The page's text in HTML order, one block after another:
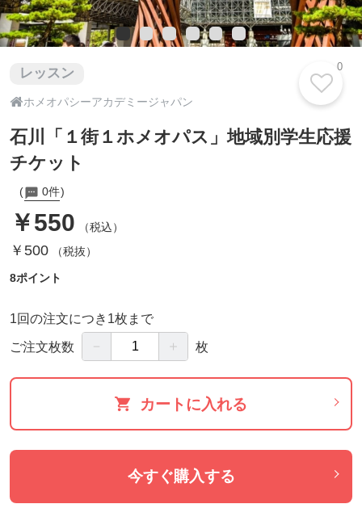
レッスン
ホメオパシーアカデミージャパン
石川「１街１ホメオパス」地域別学生応援
チケット
0件
￥550 （税込）
￥500（税抜）
8ポイント
1回の注文につき1枚まで
ご注文枚数 － ＋ 枚
カートに入れる
0
今すぐ購入する